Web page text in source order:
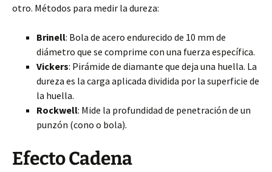
otro. Métodos para medir la dureza:
Brinell: Bola de acero endurecido de 10 mm de
diámetro que se comprime con una fuerza específica.
Vickers: Pirámide de diamante que deja una huella. La
dureza es la carga aplicada dividida por la superficie de
la huella.
Rockwell: Mide la profundidad de penetración de un
punzón (cono o bola).
Efecto Cadena